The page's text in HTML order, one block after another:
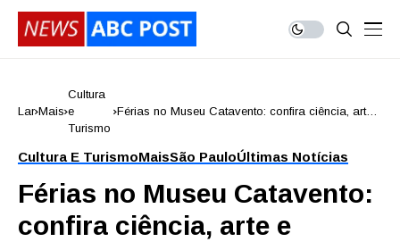
Lar Mais
Cultura
e
Turismo
Férias no Museu Catavento: confira ciência, arte e
Cultura E TurismoMaisSão PauloÚltimas Notícias
Férias no Museu Catavento:
confira ciência, arte e